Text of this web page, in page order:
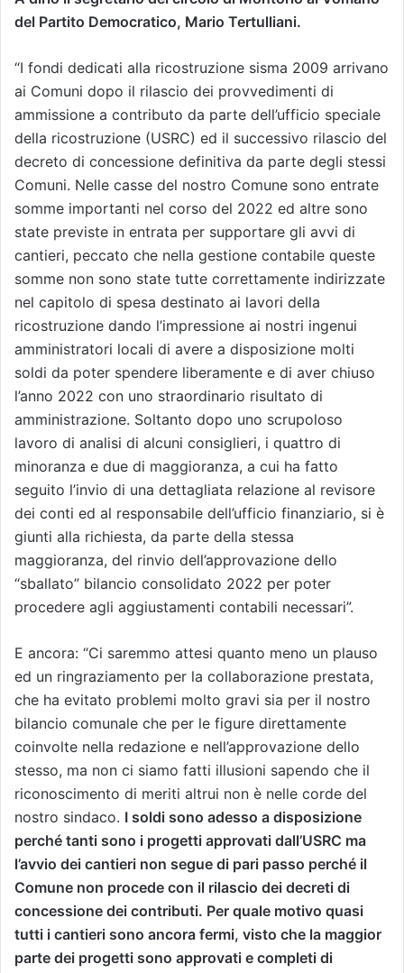
del Partito Democratico, Mario Tertulliani.
“I fondi dedicati alla ricostruzione sisma 2009 arrivano
ai Comuni dopo il rilascio dei provvedimenti di
ammissione a contributo da parte dell’ufficio speciale
della ricostruzione (USRC) ed il successivo rilascio del
decreto di concessione definitiva da parte degli stessi
Comuni. Nelle casse del nostro Comune sono entrate
somme importanti nel corso del 2022 ed altre sono
state previste in entrata per supportare gli avvi di
cantieri, peccato che nella gestione contabile queste
somme non sono state tutte correttamente indirizzate
nel capitolo di spesa destinato ai lavori della
ricostruzione dando l’impressione ai nostri ingenui
amministratori locali di avere a disposizione molti
soldi da poter spendere liberamente e di aver chiuso
l’anno 2022 con uno straordinario risultato di
amministrazione. Soltanto dopo uno scrupoloso
lavoro di analisi di alcuni consiglieri, i quattro di
minoranza e due di maggioranza, a cui ha fatto
seguito l’invio di una dettagliata relazione al revisore
dei conti ed al responsabile dell’ufficio finanziario, si è
giunti alla richiesta, da parte della stessa
maggioranza, del rinvio dell’approvazione dello
“sballato” bilancio consolidato 2022 per poter
procedere agli aggiustamenti contabili necessari”.
E ancora: “Ci saremmo attesi quanto meno un plauso
ed un ringraziamento per la collaborazione prestata,
che ha evitato problemi molto gravi sia per il nostro
bilancio comunale che per le figure direttamente
coinvolte nella redazione e nell’approvazione dello
stesso, ma non ci siamo fatti illusioni sapendo che il
riconoscimento di meriti altrui non è nelle corde del
nostro sindaco. I soldi sono adesso a disposizione
perché tanti sono i progetti approvati dall’USRC ma
l’avvio dei cantieri non segue di pari passo perché il
Comune non procede con il rilascio dei decreti di
concessione dei contributi. Per quale motivo quasi
tutti i cantieri sono ancora fermi, visto che la maggior
parte dei progetti sono approvati e completi di